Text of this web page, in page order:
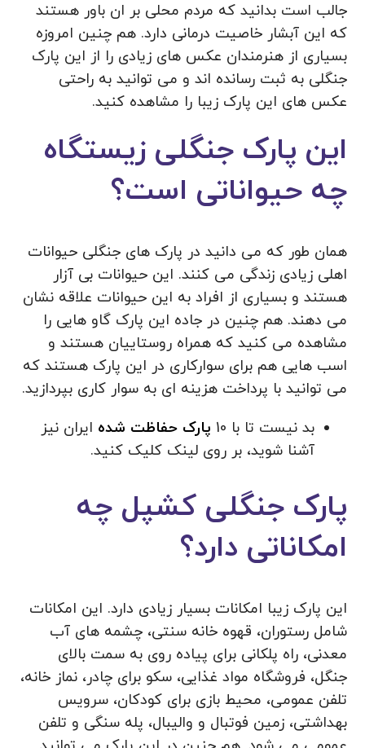
جالب است بدانید که مردم محلی بر ان باور هستند
که این آبشار خاصیت درمانی دارد. هم چنین امروزه
بسیاری از هنرمندان عکس های زیادی را از این پارک
جنگلی به ثبت رسانده اند و می توانید به راحتی
عکس های این پارک زیبا را مشاهده کنید.
این پارک جنگلی زیستگاه
چه حیواناتی است؟
همان طور که می دانید در پارک های جنگلی حیوانات
اهلی زیادی زندگی می کنند. این حیوانات بی آزار
هستند و بسیاری از افراد به این حیوانات علاقه نشان
می دهند. هم چنین در جاده این پارک گاو هایی را
مشاهده می کنید که همراه روستاییان هستند و
اسب هایی هم برای سوارکاری در این پارک هستند که
می توانید با پرداخت هزینه ای به سوار کاری بپردازید.
بد نیست تا با 10
پارک حفاظت شده ایران نیز
آشنا شوید، بر روی لینک کلیک کنید.
پارک جنگلی کشپل چه
امکاناتی دارد؟
این پارک زیبا امکانات بسیار زیادی دارد. این امکانات
شامل رستوران، قهوه خانه سنتی، چشمه های آب
معدنی، راه پلکانی برای پیاده روی به سمت بالای
جنگل، فروشگاه مواد غذایی، سکو برای چادر، نماز خانه،
تلفن عمومی، محیط بازی برای کودکان، سرویس
بهداشتی، زمین فوتبال و والیبال، پله سنگی و تلفن